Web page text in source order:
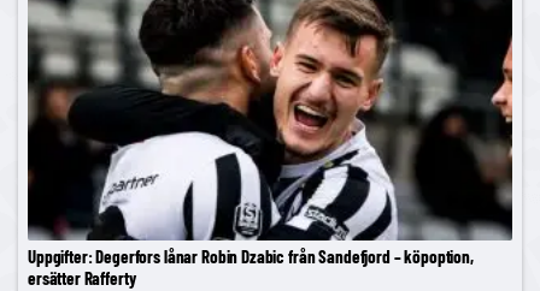
Uppgifter: Degerfors lånar Robin Dzabic från Sandefjord – köpoption,
ersätter Rafferty